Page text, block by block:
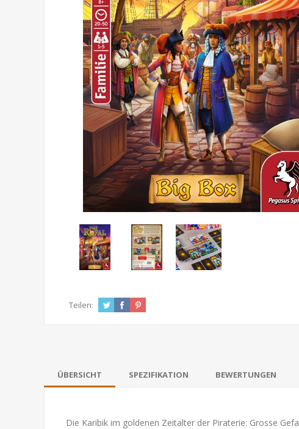
Teilen:
ÜBERSICHT SPEZIFIKATION BEWERTUNGEN
Die Karibik im goldenen Zeitalter der Piraterie: Grosse